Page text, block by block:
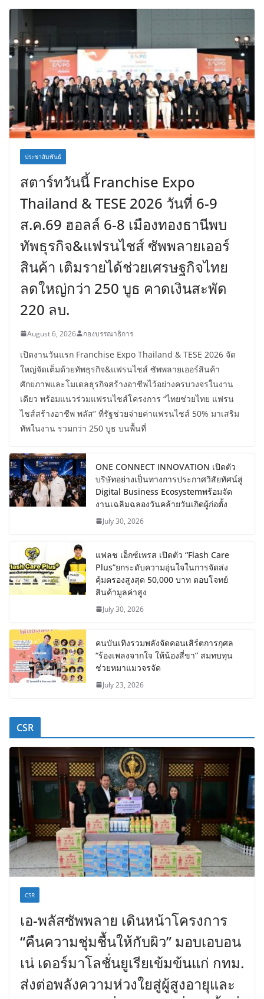
ประชาสัมพันธ์
สตาร์ทวันนี้ Franchise Expo
Thailand & TESE 2026 วันที่ 6-9
ส.ค.69 ฮอลล์ 6-8 เมืองทองธานีพบ
ทัพธุรกิจ&แฟรนไชส์ ซัพพลายเออร์
สินค้า เติมรายได้ช่วยเศรษฐกิจไทย
ลดใหญ่กว่า 250 บูธ คาดเงินสะพัด
220 ลบ.
August 6, 2026 กองบรรณาธิการ
เปิดงานวันแรก Franchise Expo Thailand & TESE 2026 จัด
ใหญ่จัดเต็มด้วยทัพธุรกิจ&แฟรนไชส์ ซัพพลายเออร์สินค้า
ศักยภาพและโมเดลธุรกิจสร้างอาชีพไว้อย่างครบวงจรในงาน
เดียว พร้อมแนวร่วมแฟรนไชส์โครงการ “ไทยช่วยไทย แฟรน
ไชส์สร้างอาชีพ พลัส” ที่รัฐช่วยจ่ายค่าแฟรนไชส์ 50% มาเสริม
ทัพในงาน รวมกว่า 250 บูธ บนพื้นที่
ONE CONNECT INNOVATION เปิดตัว
บริษัทอย่างเป็นทางการประกาศวิสัยทัศน์สู่
Digital Business Ecosystemพร้อมจัด
งานเฉลิมฉลองวันคล้ายวันเกิดผู้ก่อตั้ง
July 30, 2026
แฟลช เอ็กซ์เพรส เปิดตัว “Flash Care
Plus”ยกระดับความอุ่นใจในการจัดส่ง
คุ้มครองสูงสุด 50,000 บาท ตอบโจทย์
สินค้ามูลค่าสูง
July 30, 2026
คนบันเทิงรวมพลังจัดคอนเสิร์ตการกุศล
“ร้องเพลงจากใจ ให้น้องสี่ขา” สมทบทุน
ช่วยหมาแมวจรจัด
July 23, 2026
CSR
CSR
เอ-พลัสซัพพลาย เดินหน้าโครงการ
“คืนความชุ่มชื้นให้กับผิว” มอบเอบอน
เน่ เดอร์มาโลชั่นยูเรียเข้มข้นแก่ กทม.
ส่งต่อพลังความห่วงใยสู่ผู้สูงอายุและ